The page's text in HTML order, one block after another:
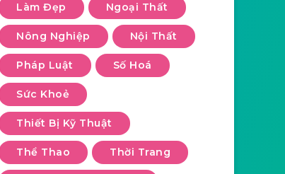
Làm Đẹp Ngoại Thất
Nông Nghiệp Nội Thất
Pháp Luật Số Hoá
Sức Khoẻ
Thiết Bị Kỹ Thuật
Thể Thao Thời Trang